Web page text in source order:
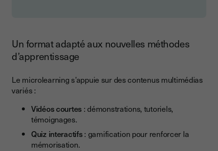
Un format adapté aux nouvelles méthodes
d’apprentissage
Le microlearning s’appuie sur des contenus multimédias
variés :
Vidéos courtes : démonstrations, tutoriels,
témoignages.
Quiz interactifs: gamification pour renforcer la
mémorisation.